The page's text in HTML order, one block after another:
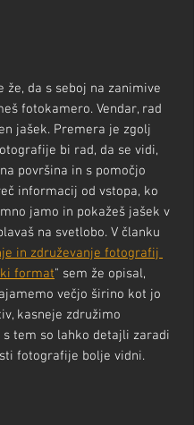
že, da s seboj na zanimive
fotokamero. Vendar, rad
jašek. Premera je zgolj
bi rad, da se vidi,
površina in s pomočjo
informacij od vstopa, ko
jamo in pokažeš jašek v
na svetlobo. V članku
in združevanje fotografij
format" sem že opisal,
večjo širino kot jo
kasneje združimo
tem so lahko detajli zaradi
fotografije bolje vidni.